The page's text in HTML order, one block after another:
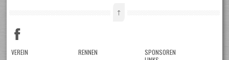
↑
VEREIN RENNEN
SPONSOREN